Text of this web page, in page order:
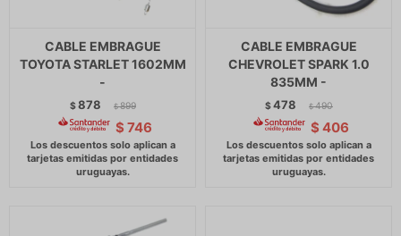
CABLE EMBRAGUE
TOYOTA STARLET 1602MM
-
$878 $ 899
$ 746
CABLE EMBRAGUE
CHEVROLET SPARK 1.0
835MM -
$478 $ 490
$ 406